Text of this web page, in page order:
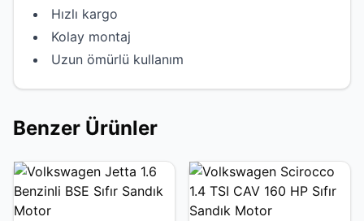
Hızlı kargo
Kolay montaj
Uzun ömürlü kullanım
Benzer Ürünler